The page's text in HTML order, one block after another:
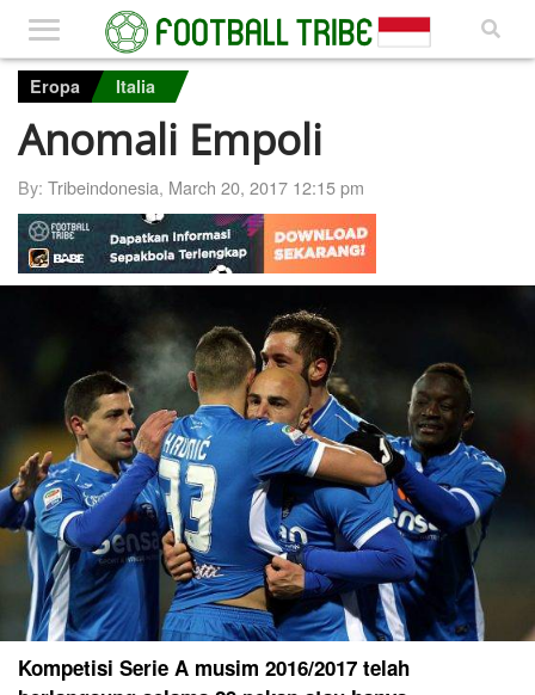
Eropa Italia
Anomali Empoli
By: Tribeindonesia, March 20, 2017 12:15 pm
Kompetisi Serie A musim 2016/2017 telah